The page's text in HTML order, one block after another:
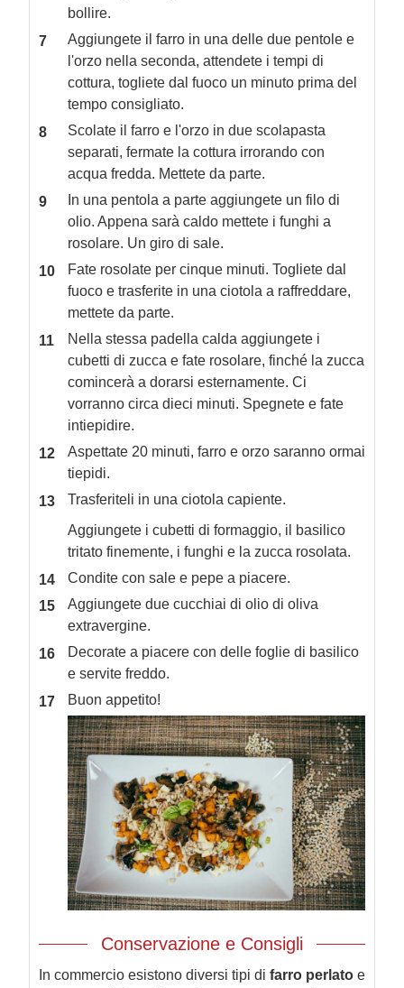
bollire.
Aggiungete il farro in una delle due pentole e
l'orzo nella seconda, attendete i tempi di
cottura, togliete dal fuoco un minuto prima del
tempo consigliato.
Scolate il farro e l'orzo in due scolapasta
separati, fermate la cottura irrorando con
acqua fredda. Mettete da parte.
In una pentola a parte aggiungete un filo di
olio. Appena sarà caldo mettete i funghi a
rosolare. Un giro di sale.
Fate rosolate per cinque minuti. Togliete dal
fuoco e trasferite in una ciotola a raffreddare,
mettete da parte.
Nella stessa padella calda aggiungete i
cubetti di zucca e fate rosolare, finché la zucca
comincerà a dorarsi esternamente. Ci
vorranno circa dieci minuti. Spegnete e fate
intiepidire.
Aspettate 20 minuti, farro e orzo saranno ormai
tiepidi.
Trasferiteli in una ciotola capiente.
Aggiungete i cubetti di formaggio, il basilico
tritato finemente, i funghi e la zucca rosolata.
Condite con sale e pepe a piacere.
Aggiungete due cucchiai di olio di oliva
extravergine.
Decorate a piacere con delle foglie di basilico
e servite freddo.
Buon appetito!
Conservazione e Consigli
In commercio esistono diversi tipi di farro perlato e